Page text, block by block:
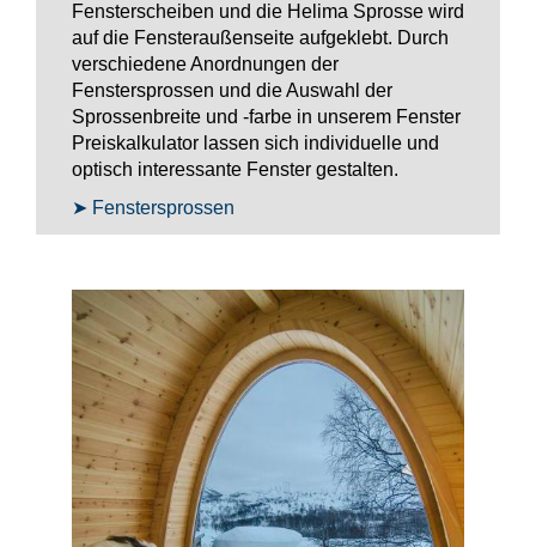
Fensterscheiben und die Helima Sprosse wird
auf die Fensteraußenseite aufgeklebt. Durch
verschiedene Anordnungen der
Fenstersprossen und die Auswahl der
Sprossenbreite und -farbe in unserem Fenster
Preiskalkulator lassen sich individuelle und
optisch interessante Fenster gestalten.
➤ Fenstersprossen